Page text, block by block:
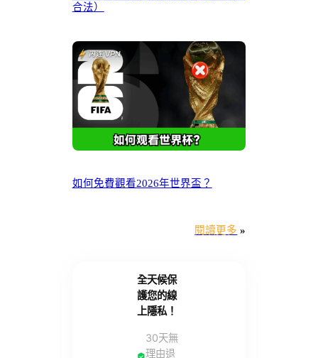
合法）
如何免費觀看2026年世界盃？
閱讀更多 »
全天候保
護您的線
上隱私！
30天無
理由退